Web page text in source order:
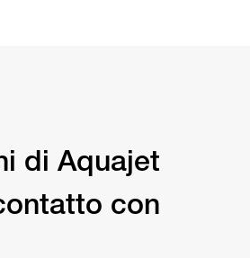
di Aquajet
con